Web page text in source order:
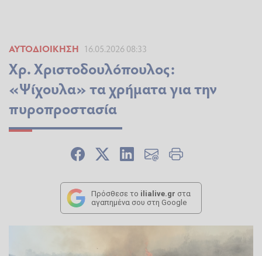
ΑΥΤΟΔΙΟΊΚΗΣΗ 16.05.2026 08:33
Χρ. Χριστοδουλόπουλος:
«Ψίχουλα» τα χρήματα για την
πυροπροστασία
Πρόσθεσε το ilialive.gr στα
αγαπημένα σου στη Google